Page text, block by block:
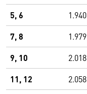
5, 6 1.940
7, 8 1.979
9, 10 2.018
11, 12 2.058